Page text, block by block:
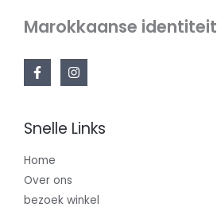
Marokkaanse identiteit
Snelle Links
Home
Over ons
bezoek winkel